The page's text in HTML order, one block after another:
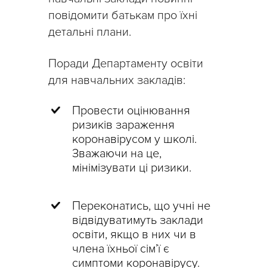
повідомити батькам про їхні
детальні плани.
Поради Департаменту освіти
для навчальних закладів:
Провести оцінювання
ризиків зараження
коронавірусом у школі.
Зважаючи на це,
мінімізувати ці ризики.
Переконатись, що учні не
відвідуватимуть заклади
освіти, якщо в них чи в
члена їхньої сім’ї є
симптоми коронавірусу.